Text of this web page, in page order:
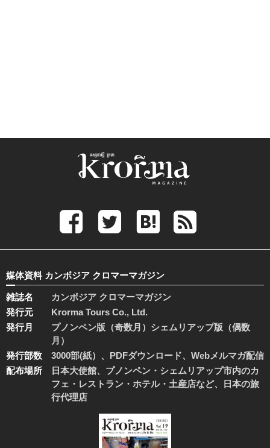
媒体資料 カンボジア クロマーマガジン
雑誌名
カンボジア クロマーマガジン
発行元
Krorma Tours Co., Ltd.
発行月
プノンペン版（奇数月）シェムリアップ版（偶数
月）
発行部数
3000部(紙）、PDFダウンロード、Webメルマガ配信
配布場所
日本大使館、プノンペン・シェムリアップ市内のカ
フェ・レストラン・ホテル・土産店など、日本の旅
行代理店